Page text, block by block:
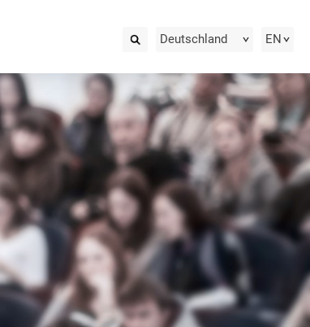
Deutschland EN